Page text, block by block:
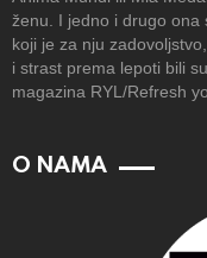
ženu. I jedno i drugo ona
koji je za nju
i strast prema lepoti bili
magazina RYL/Refresh
O NAMA